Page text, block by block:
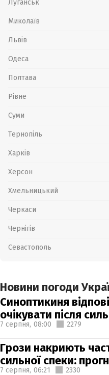
Луганськ
Миколаїв
Львів
Одеса
Полтава
Рівне
Суми
Тернопіль
Харків
Херсон
Хмельницький
Черкаси
Чернігів
Севастополь
Новини погоди
Синоптикиня
очікувати після
7 серпня, 08:00 2279
Грози накриють
сильної спеки:
7 серпня, 06:21 2330